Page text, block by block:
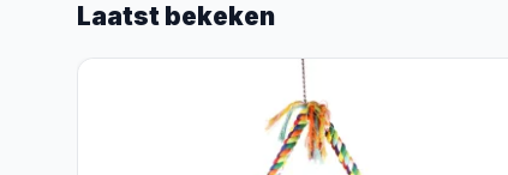
Laatst bekeken